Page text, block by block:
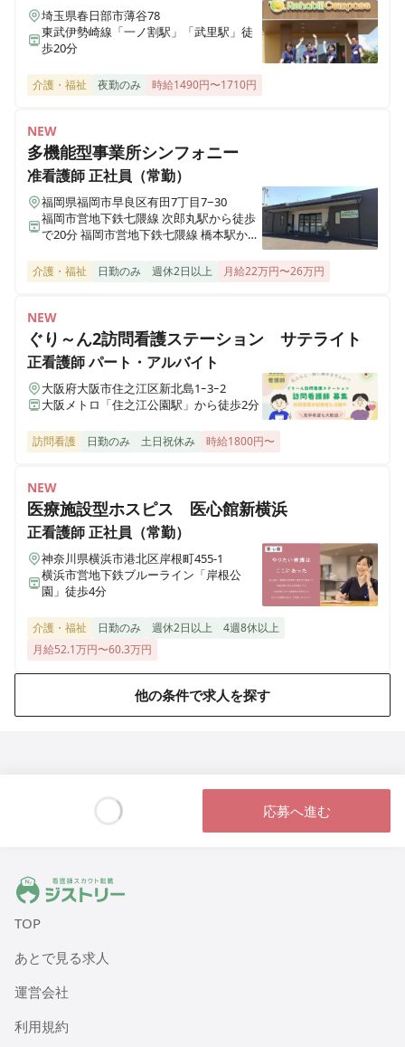
ふくしのまち久喜
埼玉県久喜市本町3-8-33
デイサービスふくしのまち熊谷平戸
レンタルふくしのまち熊谷
埼玉県熊谷市肥塚641-1
レンタルふくしのまち鴻巣
埼玉県鴻巣市滝馬室923-2
埼玉県さいたま市北区櫛引町2-271-1 川善ビル2-A
レンタルふくしのまち東松山
埼玉県東松山市元宿1-31-1
レンタルふくしのまち越谷
埼玉県越谷市千間台西5-14-4
埼玉県春日部市薄谷78
東武伊勢崎線「一ノ割駅」「武里駅」徒
歩20分
介護・福祉 夜勤のみ 時給1490円〜1710円
NEW
多機能型事業所シンフォニー
准看護師正社員（常勤）
福岡県福岡市早良区有田7丁目7−30
福岡市営地下鉄七隈線 次郎丸駅から徒歩
で20分 福岡市営地下鉄七隈線 橋本駅から
介護・福祉 日勤のみ 週休2日以上 月給22万円〜26万円
NEW
ぐり～ん2訪問看護ステーション サテライト
正看護師パート・アルバイト
大阪府大阪市住之江区新北島1ｰ3ｰ2
大阪メトロ「住之江公園駅」から徒歩2分
訪問看護 日勤のみ 土日祝休み 時給1800円〜
NEW
医療施設型ホスピス 医心館新横浜
正看護師正社員（常勤）
神奈川県横浜市港北区岸根町455-1
横浜市営地下鉄ブルーライン「岸根公
園」徒歩4分
介護・福祉 日勤のみ 週休2日以上
4週8休以上
月給52.1万円〜60.3万円
他の条件で求人を探す
応募へ進む
ジストリー 看護師の転職マッチング
TOP
あとで見る求人
運営会社
利用規約